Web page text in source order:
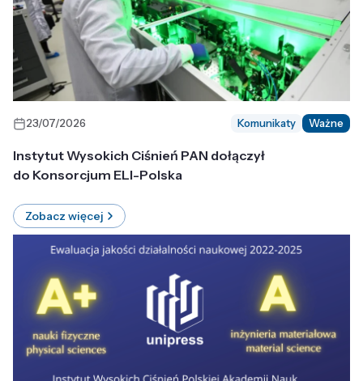
23/07/2026 Komunikaty Ważne
Instytut Wysokich Ciśnień PAN dołączył
do Konsorcjum ELI-Polska
Zobacz więcej